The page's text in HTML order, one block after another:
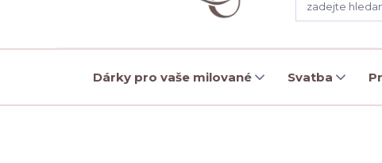
Dárky pro vaše milované Svatba